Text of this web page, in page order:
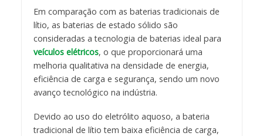
Em comparação com as baterias tradicionais de
lítio, as baterias de estado sólido são
consideradas a tecnologia de baterias ideal para
veículos elétricos, o que proporcionará uma
melhoria qualitativa na densidade de energia,
eficiência de carga e segurança, sendo um novo
avanço tecnológico na indústria.
Devido ao uso do eletrólito aquoso, a bateria
tradicional de lítio tem baixa eficiência de carga,